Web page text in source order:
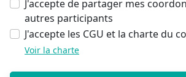
J'accepte de partager mes
autres participants
J'accepte les CGU et la charte du
Voir la charte